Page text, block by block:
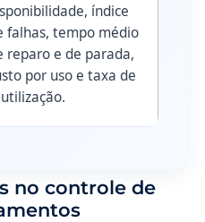
índice
falhas, tempo médio
reparo e de parada,
por uso e taxa de
no controle de